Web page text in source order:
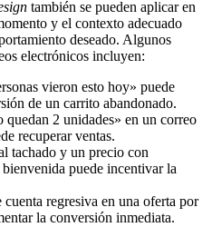
también se pueden aplicar en
y el contexto adecuado
deseado. Algunos
electrónicos incluyen:
vieron esto hoy» puede
de un carrito abandonado.
quedan 2 unidades» en un correo
recuperar ventas.
tachado y un precio con
puede incentivar la
regresiva en una oferta por
la conversión inmediata.